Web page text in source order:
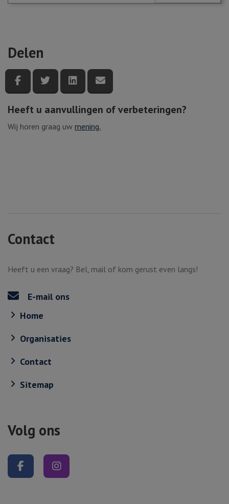
Delen
Deel deze pagina via Facebook
Deel deze pagina via Twitter
Deel deze pagina via LinkedIn
Heeft u aanvullingen of verbeteringen?
Wij horen graag uw mening.
Contact
Heeft u een vraag? Bel, mail of kom gerust even langs!
E-mail ons
Home
Organisaties
Contact
Sitemap
Volg ons
Volg ons op Facebook